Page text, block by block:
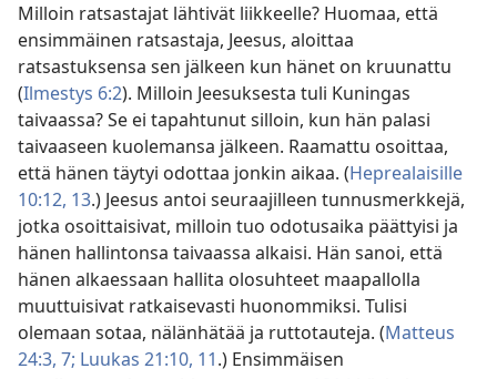
Milloin ratsastajat lähtivät liikkeelle? Huomaa, että
ensimmäinen ratsastaja, Jeesus, aloittaa
ratsastuksensa sen jälkeen kun hänet on kruunattu
(Ilmestys 6:2). Milloin Jeesuksesta tuli Kuningas
taivaassa? Se ei tapahtunut silloin, kun hän palasi
taivaaseen kuolemansa jälkeen. Raamattu osoittaa,
että hänen täytyi odottaa jonkin aikaa. (Heprealaisille
10:12, 13.) Jeesus antoi seuraajilleen tunnusmerkkejä,
jotka osoittaisivat, milloin tuo odotusaika päättyisi ja
hänen hallintonsa taivaassa alkaisi. Hän sanoi, että
hänen alkaessaan hallita olosuhteet maapallolla
muuttuisivat ratkaisevasti huonommiksi. Tulisi
olemaan sotaa, nälänhätää ja ruttotauteja. (Matteus
24:3, 7; Luukas 21:10, 11.) Ensimmäisen